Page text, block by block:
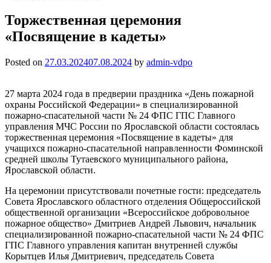
Торжественная церемония
«Посвящение в кадеты»
Posted on 27.03.202407.08.2024 by admin-vdpo
27 марта 2024 года в предверии праздника «День пожарной
охраны Российской Федерации» в cпециализированной
пожарно-спасательной части № 24 ФПС ГПС Главного
управления МЧС России по Ярославской области состоялась
торжественная церемония «Посвящение в кадеты» для
учащихся пожарно-спасательной направленности Фоминской
средней школы Тутаевского муниципального района,
Ярославской области.
На церемонии присутствовали почетные гости: председатель
Совета Ярославского областного отделения Общероссийской
общественной организации «Всероссийское добровольное
пожарное общество» Дмитриев Андрей Львович, начальник
cпециализированной пожарно-спасательной части № 24 ФПС
ГПС Главного управления капитан внутренней службы
Корытцев Илья Дмитриевич, председатель Совета